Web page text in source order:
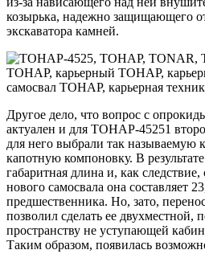
козырька, надежно защищающего
экскаватора камней.
Другое дело, что вопрос с
актуален и для ТОНАР-45251
для него выбрали так называемую
капотную компоновку. В
габаритная длина и, как
нового самосвала она составляет
предшественника. Но, зато,
позволил сделать ее двухместной,
пространству не уступающей
Таким образом, появилась